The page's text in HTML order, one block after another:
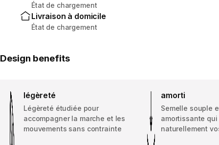
État de chargement
Livraison à domicile
État de chargement
Design benefits
légèreté
Légèreté étudiée pour
accompagner la marche et les
mouvements sans contrainte
amorti
Semelle souple
amortissante
naturellement